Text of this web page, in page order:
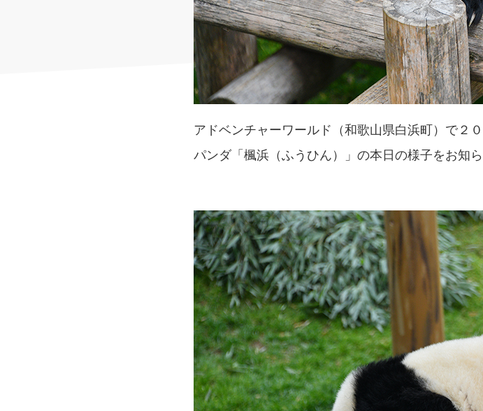
アドベンチャーワールド（和歌山県白浜町）で２
パンダ「楓浜（ふうひん）」の本日の様子をお知ら